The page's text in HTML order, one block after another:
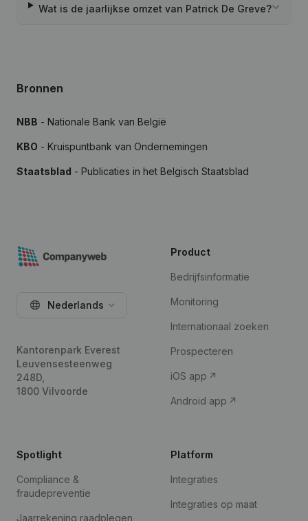
Wat is de jaarlijkse omzet van Patrick De Greve?
Bronnen
NBB - Nationale Bank van België
KBO - Kruispuntbank van Ondernemingen
Staatsblad - Publicaties in het Belgisch Staatsblad
Nederlands
Kantorenpark Everest
Leuvensesteenweg
248D,
1800 Vilvoorde
Product
Bedrijfsinformatie
Monitoring
Internationaal zoeken
Prospecteren
iOS app
Android app
Spotlight
Compliance &
fraudepreventie
Jaarrekening raadplegen
Platform
Integraties
Integraties op maat